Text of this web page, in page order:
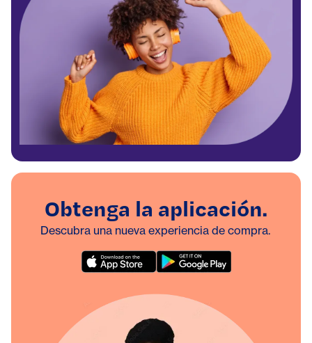
Obtenga la aplicación.
Descubra una nueva experiencia de compra.